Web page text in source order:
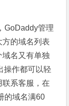
GoDaddy管理
的域名列表
名又有单独
操作都可以轻
系客服，在
的域名满60